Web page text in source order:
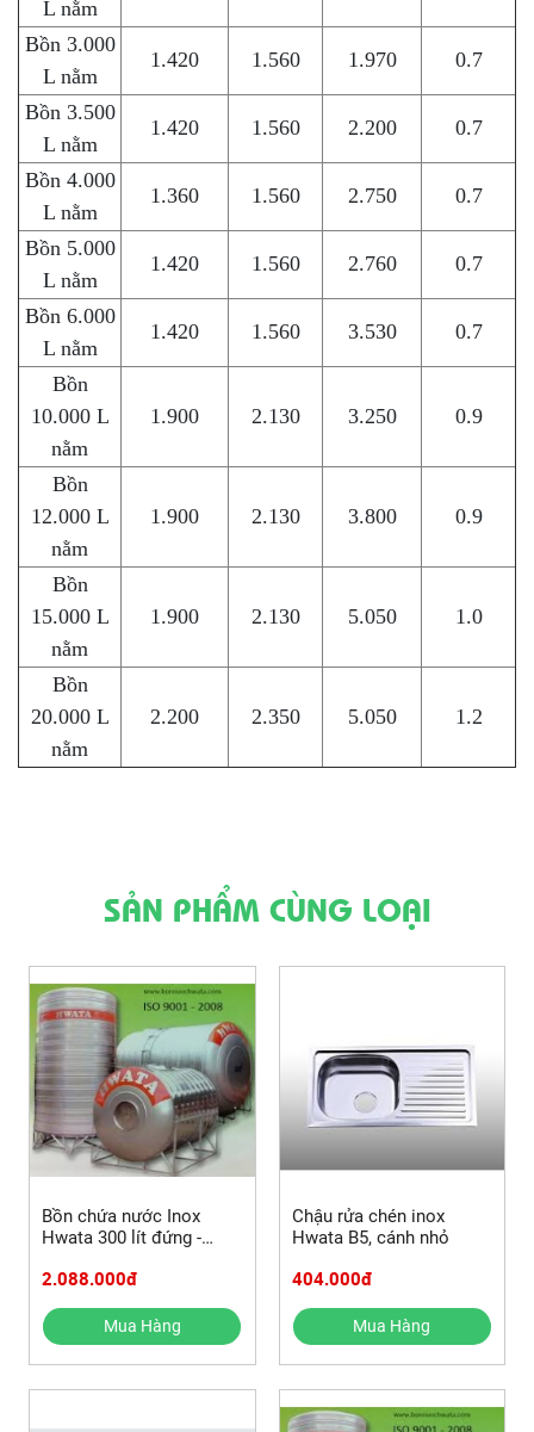
L nằm
Bồn 3.000
L nằm
1.420 1.560 1.970 0.7
Bồn 3.500
L nằm
1.420 1.560 2.200 0.7
Bồn 4.000
L nằm
1.360 1.560 2.750 0.7
Bồn 5.000
L nằm
1.420 1.560 2.760 0.7
Bồn 6.000
L nằm
1.420 1.560 3.530 0.7
Bồn
10.000 L
nằm
1.900 2.130 3.250 0.9
Bồn
12.000 L
nằm
1.900 2.130 3.800 0.9
Bồn
15.000 L
nằm
1.900 2.130 5.050 1.0
Bồn
20.000 L
nằm
2.200 2.350 5.050 1.2
SẢN PHẨM CÙNG LOẠI
Bồn chứa nước Inox
Hwata 300 lít đứng -
2.088.000đ
Mua Hàng
Chậu rửa chén inox
Hwata B5, cánh nhỏ
404.000đ
Mua Hàng